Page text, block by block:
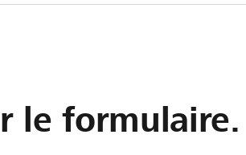
le formulaire.